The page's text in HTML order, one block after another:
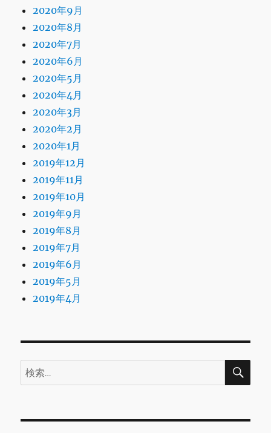
2020年9月
2020年8月
2020年7月
2020年6月
2020年5月
2020年4月
2020年3月
2020年2月
2020年1月
2019年12月
2019年11月
2019年10月
2019年9月
2019年8月
2019年7月
2019年6月
2019年5月
2019年4月
検
索:
検